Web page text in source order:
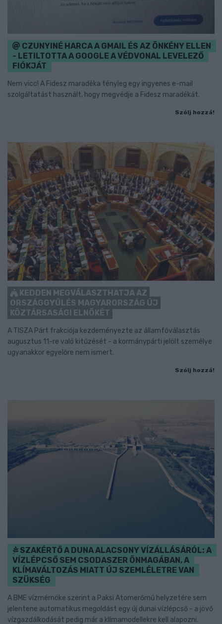
CZUNYINÉ HARCA A GMAIL ÉS AZ ÖNKÉNY ELLEN
- LETILTOTTA A GOOGLE A VÉDVONAL LEVELEZŐ
FIÓKJÁT
Nem vicc! A Fidesz maradéka tényleg egy ingyenes e-mail
szolgáltatást használt, hogy megvédje a Fidesz maradékát.
Szólj hozzá!
KEDDEN MEGVÁLASZTHATJA AZ
ORSZÁGGYŰLÉS MAGYARORSZÁG ÚJ
KÖZTÁRSASÁGI ELNÖKÉT
A TISZA Párt frakciója kezdeményezte az államfőválasztás
augusztus 11-re való kitűzését - a kormánypárti jelölt személye
ugyanakkor egyelőre nem ismert.
Szólj hozzá!
SZAKÉRTŐ A DUNA ALACSONY VÍZÁLLÁSÁRÓL: A
VÍZLÉPCSŐ SEM CSODASZER ÖNMAGÁBAN, A
KLÍMAVÁLTOZÁS MIATT ÚJ SZEMLÉLETRE VAN
SZÜKSÉG
A BME vízmérnöke szerint a Paksi Atomerőmű helyzetére sem
jelentene automatikus megoldást egy új dunai vízlépcső - a jövő
vízgazdálkodását pedig már a klímamodellekre kell alapozni.